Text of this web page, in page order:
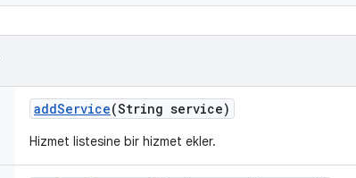
addService(String service)
Hizmet listesine bir hizmet ekler.